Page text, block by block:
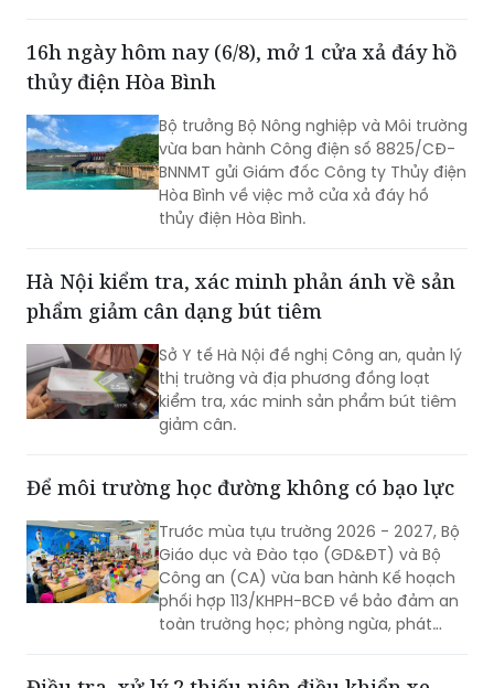
khoa; đồng thời đẩy mạnh chuyển đổi
số, ứng dụng trí tuệ nhân tạo có kiểm
đường an toàn, lành mạnh.
16h ngày hôm nay (6/8), mở 1 cửa xả đáy hồ
thủy điện Hòa Bình
Bộ trưởng Bộ Nông nghiệp và Môi trường
vừa ban hành Công điện số 8825/CĐ-
BNNMT gửi Giám đốc Công ty Thủy điện
Hòa Bình về việc mở cửa xả đáy hồ
thủy điện Hòa Bình.
Hà Nội kiểm tra, xác minh phản ánh về sản
phẩm giảm cân dạng bút tiêm
Sở Y tế Hà Nội đề nghị Công an, quản lý
thị trường và địa phương đồng loạt
kiểm tra, xác minh sản phẩm bút tiêm
giảm cân.
Để môi trường học đường không có bạo lực
Trước mùa tựu trường 2026 - 2027, Bộ
Giáo dục và Đào tạo (GD&ĐT) và Bộ
Công an (CA) vừa ban hành Kế hoạch
phối hợp 113/KHPH-BCĐ về bảo đảm an
toàn trường học; phòng ngừa, phát